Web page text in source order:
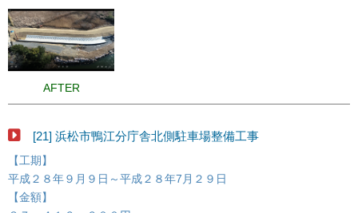
AFTER
[21] 浜松市鴨江分庁舎北側駐車場整備工事
【工期】
平成２８年９月９日～平成２８年7月２９日
【金額】